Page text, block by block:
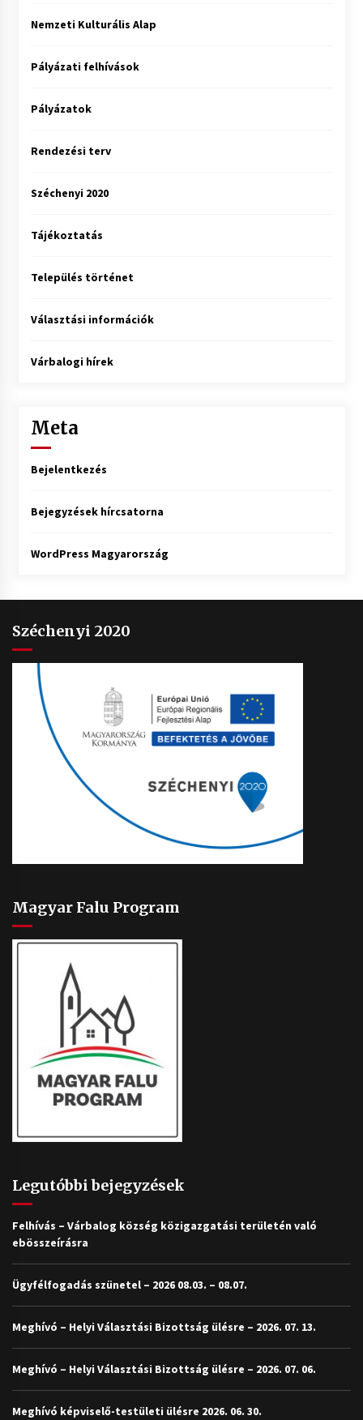
Nemzeti Kulturális Alap
Pályázati felhívások
Pályázatok
Rendezési terv
Széchenyi 2020
Tájékoztatás
Település történet
Választási információk
Várbalogi hírek
Meta
Bejelentkezés
Bejegyzések hírcsatorna
WordPress Magyarország
Széchenyi 2020
Magyar Falu Program
Legutóbbi bejegyzések
Felhívás – Várbalog község közigazgatási területén való
ebösszeírásra
Ügyfélfogadás szünetel – 2026 08.03. – 08.07.
Meghívó – Helyi Választási Bizottság ülésre – 2026. 07. 13.
Meghívó – Helyi Választási Bizottság ülésre – 2026. 07. 06.
Meghívó képviselő-testületi ülésre 2026. 06. 30.